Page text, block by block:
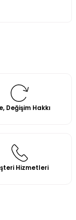
Değişim Hakkı
Hizmetleri